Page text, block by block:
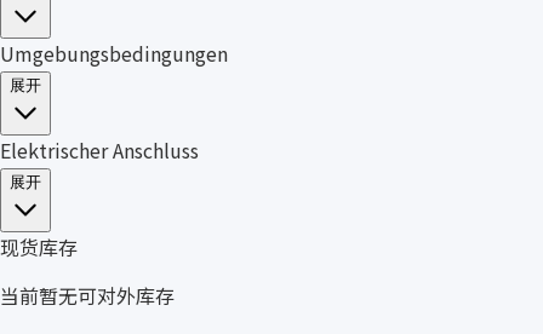
Umgebungsbedingungen
展开
Elektrischer Anschluss
展开
现货库存
当前暂无可对外库存